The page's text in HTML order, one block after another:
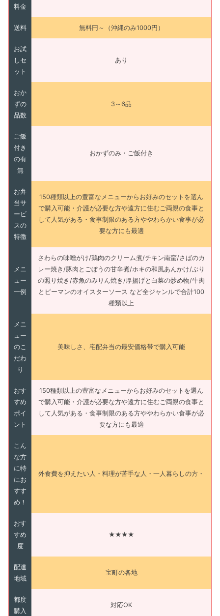
料金
送料 無料円～（沖縄のみ1000円）
お試
しセ
ット
あり
おか
ずの
品数
3～6品
ご飯
付き
の有
無
おかずのみ・ご飯付き
お弁
当サ
ービ
スの
特徴
150種類以上の豊富なメニューからお好みのセットを選ん
で購入可能・介護が必要な方や遠方に住むご両親の食事と
して人気がある・食事制限のある方ややわらかい食事が必
要な方にも最適
メニ
ュー
一例
さわらの味噌がけ/鶏肉のクリーム煮/チキン南蛮/さばのカ
レー焼き/豚肉とごぼうの甘辛煮/ホキの和風あんかけ/ぶり
の照り焼き/赤魚のみりん焼き/厚揚げと白菜の炒め物/牛肉
とピーマンのオイスターソース など全ジャンルで合計100
種類以上
メニ
ュー
のこ
だわ
り
美味しさ、宅配弁当の最安価格帯で購入可能
おす
すめ
ポイ
ント
150種類以上の豊富なメニューからお好みのセットを選ん
で購入可能・介護が必要な方や遠方に住むご両親の食事と
して人気がある・食事制限のある方ややわらかい食事が必
要な方にも最適
こん
な方
に特
にお
すす
め！
外食費を抑えたい人・料理が苦手な人・一人暮らしの方・
おす
すめ
度
★★★★
配達
地域
宝町の各地
都度
購入
対応OK